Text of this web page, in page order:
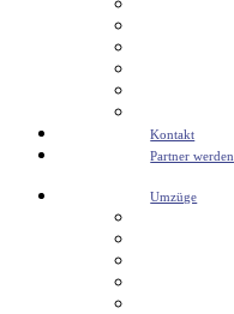
Kontakt
Partner werden
Umzüge